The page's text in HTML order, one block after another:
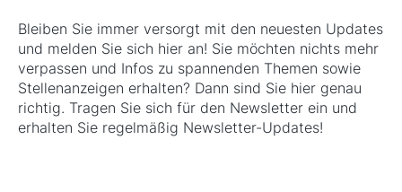
Bleiben Sie immer versorgt mit den neuesten Updates
und melden Sie sich hier an! Sie möchten nichts mehr
verpassen und Infos zu spannenden Themen sowie
Stellenanzeigen erhalten? Dann sind Sie hier genau
richtig. Tragen Sie sich für den Newsletter ein und
erhalten Sie regelmäßig Newsletter-Updates!